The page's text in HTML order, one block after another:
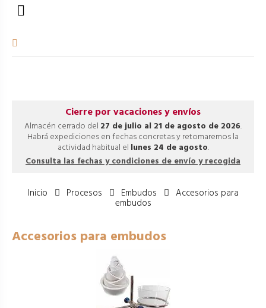

Cierre por vacaciones y envíos
Almacén cerrado del 27 de julio al 21 de agosto de 2026.
Habrá expediciones en fechas concretas y retomaremos la
actividad habitual el lunes 24 de agosto.
Consulta las fechas y condiciones de envío y recogida
Inicio Procesos Embudos Accesorios para
embudos
Accesorios para embudos